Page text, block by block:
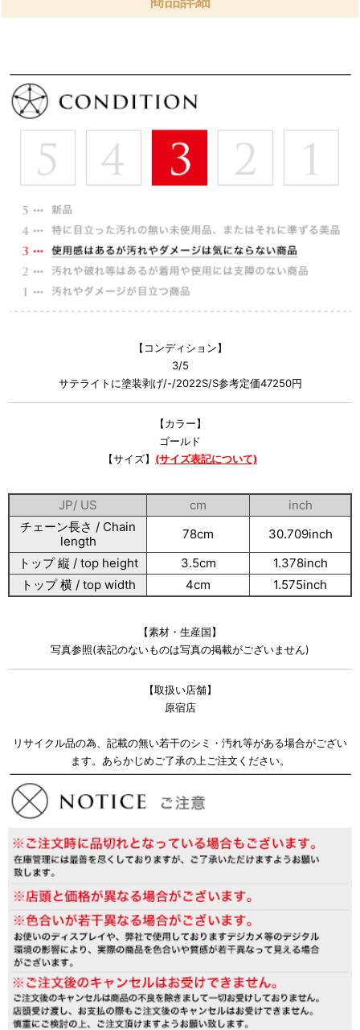
【コンディション】
3/5
サテライトに塗装剥げ/-/2022S/S参考定価47250円
【カラー】
ゴールド
【サイズ】 (サイズ表記について)
JP/ US cm
inch
チェーン長さ / Chain
length
78cm
30.709inch
トップ 縦 / top height
3.5cm
1.378inch
トップ 横 / top width
4cm 1.575inch
【素材・生産国】
写真参照(表記のないものは写真の掲載がございません)
【取扱い店舗】
原宿店
リサイクル品の為、記載の無い若干のシミ・汚れ等がある場合がござい
ます。あらかじめご了承の上ご注文ください。